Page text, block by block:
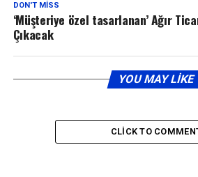
DON'T MISS
‘Müşteriye özel tasarlanan’ Ağır
Çıkacak
YOU MAY LIKE
CLICK TO